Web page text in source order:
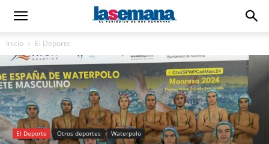
Inicio El Deporte
El Deporte Otros deportes Waterpolo